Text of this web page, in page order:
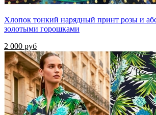
Хлопок тонкий нарядный принт розы и
золотыми горошками
2 000 руб